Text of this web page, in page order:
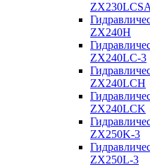
ZX230LCSA
ZX240H
ZX240LC-3
ZX240LCH
ZX240LCK
ZX250K-3
ZX250L-3